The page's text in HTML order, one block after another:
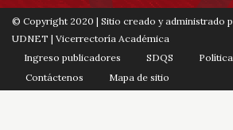
© Copyright 2020 | Sitio creado y administrado
UDNET | Vicerrectoría Académica
Ingreso publicadores
SDQS
Contáctenos
Mapa de sitio